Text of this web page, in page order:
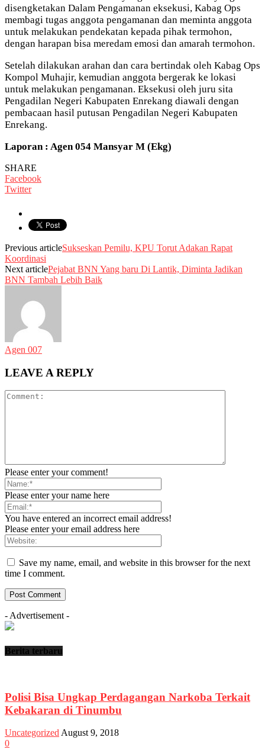
disengketakan Dalam Pengamanan eksekusi, Kabag Ops
membagi tugas anggota pengamanan dan meminta anggota
untuk melakukan pendekatan kepada pihak termohon,
dengan harapan bisa meredam emosi dan amarah termohon.
Setelah dilakukan arahan dan cara bertindak oleh Kabag Ops
Kompol Muhajir, kemudian anggota bergerak ke lokasi
untuk melakukan pengamanan. Eksekusi oleh juru sita
Pengadilan Negeri Kabupaten Enrekang diawali dengan
pembacaan hasil putusan Pengadilan Negeri Kabupaten
Enrekang.
Laporan : Agen 054 Mansyar M (Ekg)
SHARE
Facebook
Twitter
Previous articleSukseskan Pemilu, KPU Torut Adakan Rapat
Koordinasi
Next articlePejabat BNN Yang baru Di Lantik, Diminta Jadikan
BNN Tambah Lebih Baik
Agen 007
LEAVE A REPLY
Please enter your comment!
Please enter your name here
You have entered an incorrect email address!
Please enter your email address here
Save my name, email, and website in this browser for the next
time I comment.
- Advertisement -
Berita terbaru
Polisi Bisa Ungkap Perdagangan Narkoba Terkait
Kebakaran di Tinumbu
Uncategorized August 9, 2018
0